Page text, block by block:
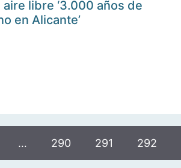
libre ‘3.000 años de
en Alicante’
… 290 291 292